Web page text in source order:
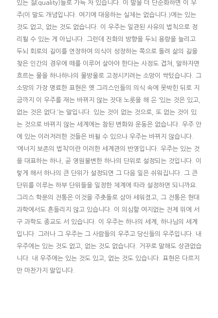
있는 질〔quality〕들로 가득 차 있습니다. 이 말을 더 단순화하면 이 우
주(이 말도 개념입니다. 여기에 대응하는 실체는 없습니다.)에는 있는
것도 없고, 없는 것도 없습니다. 이 우주는 일관된 사유의 법칙으로 정
리될 수 있는 게 아닙니다. 그런데 진화의 방향을 두뇌 용량을 늘리고
두뇌 회로의 길이를 연장하여 의식이 성장하는 쪽으로 돌려 삶의 길을
찾은 인간의 경우에 떼를 이루어 살아야 한다는 사정도 겹쳐, 말하자면
흐르는 물을 하나하나의 물방울로 고정시키려는 소망이 싹텄습니다. 그
소망의 가장 명료한 표현은 옛 그리스인들의 의식 속에 못박힌 뒤로 지
금까지 이 우주를 재는 바뀌지 않는 잣대 노릇을 해 온 ‘있는 것은 있고,
없는 것은 없다.’는 말입니다. 있는 것이 없는 것으로, 또 없는 것이 있
는 것으로 바뀌지 않는 세계에는 참된 변화와 운동은 없습니다. 우주 안
에 있는 이러저러한 것들은 바뀔 수 있으나 우주는 바뀌지 않습니다.
‘에너지 보존의 법칙’이란 이러한 세계관의 반영입니다. 우주는 있는 것
을 대표하는 하나, 곧 영원불변한 하나의 단위로 설정되는 것입니다. 이
렇게 해서 하나의 큰 단위가 설정되면 그 다음 일은 쉬워집니다. 그 큰
단위를 이루는 하부 단위들을 일정한 체계에 따라 설정하면 되니까요.
그리스 학문의 전통은 이것을 주춧돌로 삼아 세워졌고, 그 전통은 현대
과학에서도 흔들리지 않고 있습니다. 이 의심할 여지없는 전제 위에 서
구 과학도 종교도 서 있습니다. 이 우주는 하나의 세계, 하나님의 세계
입니다. 그러나 그 우주는 그 사람들의 우주고 당신들의 우주입니다. 내
우주에는 있는 것도 없고, 없는 것도 없습니다. 거꾸로 말해도 상관없습
니다. 내 우주에는 있는 것도 있고, 없는 것도 있습니다. 표현은 다르지
만 마찬가지 말입니다.